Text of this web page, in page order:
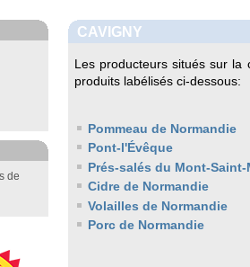
de
CAVIGNY
Les producteurs situés sur la
produits labélisés ci-dessous:
Pommeau de Normandie
Pont-l'Évêque
Prés-salés du Mont-
Cidre de Normandie
Volailles de Normandie
Porc de Normandie